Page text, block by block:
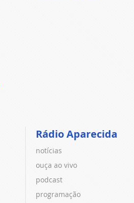
Rádio Aparecida
notícias
ouça ao vivo
podcast
programação